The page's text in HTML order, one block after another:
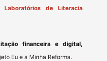
de Literacia
financeira e digital,
Eu e a Minha Reforma.